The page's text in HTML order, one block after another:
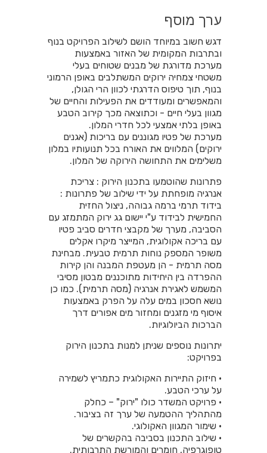
ערך מוסף
דגש חשוב במיוחד הושם לשילוב הפרויקט בנוף
ובתרבות המקומית של האזור באמצעות
מערכת מדורגת של מבנים שטוחים בעלי
משטחי צמחיה ירוקים המשתלבים באופן הרמוני
בנוף, תוך טיפוס הדרגתי לכוון הרי הגולן,
והמאפשרים ומעודדים את הפעילות והחיים של
מגוון בעלי חיים - וכתוצאה מכך קירוב הטבע
באופן בלתי אמצעי לכל חדרי המלון.
מערכת של פטיו מגוננים עם בריכות (אגנים
ירוקים) המלווים את האורח בכל תנועותיו במלון
משלימים את התחושה הירוקה של המלון.
פתרונות שהוטמעו בתכנון הירוק : צריכת
אנרגיה מופחתת על ידי שילוב של פתרונות :
בידוד תרמי ברמה גבוהה, ניצול החזית
החמישית לבידוד ע"י יישום גג ירוק המתמזג עם
הסביבה, מערך של מקבצי חדרים סביב פטיו
עם בריכה אקולוגית, המייצר מיקרו אקלים
משופר המספק נוחות תרמית טבעית. מבחינת
מסה תרמית - הן מעטפת המבנה והן קירות
ההפרדה בין היחידות מתוכננים מבטון מסיבי
המשמש לאגירת אנרגיה (מסה תרמית). כמו כן
נושא חסכון במים עלה על הפרק באמצעות
איסוף מי מזגנים ומחזור מים אפורים דרך
הברכות הביולוגיות.
יתרונות נוספים שניתן למנות בתכנון הירוק
בפרויקט:
• חיזוק התיירות האקולוגית כתמריץ לשמירה
על ערכי הטבע.
• פרויקט המשדר כולו "ירוק" – כחלק
מהתהליך ההטמעה של ערך זה בציבור.
• שימור המגוון האקולוגי.
• שילוב התכנון בסביבה בהקשרים של
טופוגרפיה, חומרים והמורשת התרבותית.